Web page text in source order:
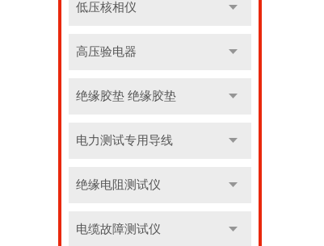
低压核相仪
高压验电器
绝缘胶垫 绝缘胶垫
电力测试专用导线
绝缘电阻测试仪
电缆故障测试仪